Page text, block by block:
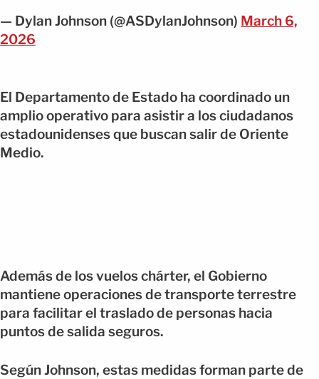
— Dylan Johnson (@ASDylanJohnson) March 6,
2026
El Departamento de Estado ha coordinado un
amplio operativo para asistir a los ciudadanos
estadounidenses que buscan salir de Oriente
Medio.
Además de los vuelos chárter, el Gobierno
mantiene operaciones de transporte terrestre
para facilitar el traslado de personas hacia
puntos de salida seguros.
Según Johnson, estas medidas forman parte de